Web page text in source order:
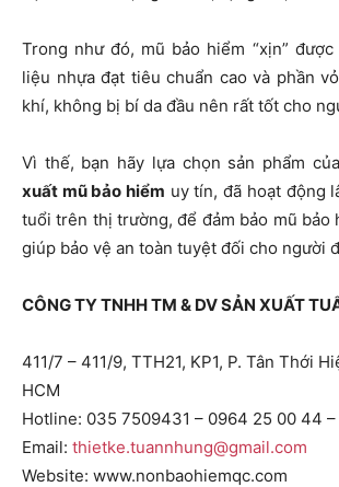
Trong như đó, mũ bảo hiểm “xịn”
liệu nhựa đạt tiêu chuẩn cao và phần
khí, không bị bí da đầu nên rất tốt cho
Vì thế, bạn hãy lựa chọn sản phẩm
xuất mũ bảo hiểm uy tín, đã hoạt động
tuổi trên thị trường, để đảm bảo mũ bảo
giúp bảo vệ an toàn tuyệt đối cho người
CÔNG TY TNHH TM & DV SẢN XUẤT
411/7 – 411/9, TTH21, KP1, P. Tân Thới
HCM
Hotline: 035 7509431 – 0964 25 00 44
Email: thietke.tuannhung@gmail.com
Website: www.nonbaohiemqc.com